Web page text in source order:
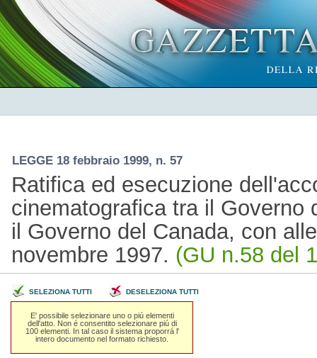
LEGGE 18 febbraio 1999, n. 57
Ratifica ed esecuzione
cinematografica tra il Governo
il Governo del Canada, con
novembre 1997. (GU n.58 del
SELEZIONA TUTTI DESELEZIONA TUTTI
E' possibile selezionare uno o piú elementi
dell'atto. Non é consentito selezionare piú di
100 elementi. In tal caso il sistema proporrá l'
intero documento nel formato richiesto.